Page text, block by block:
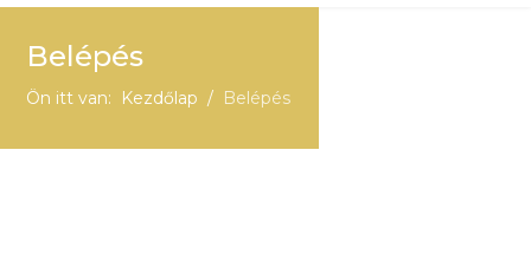
Belépés
Ön itt van: Kezdőlap Belépés